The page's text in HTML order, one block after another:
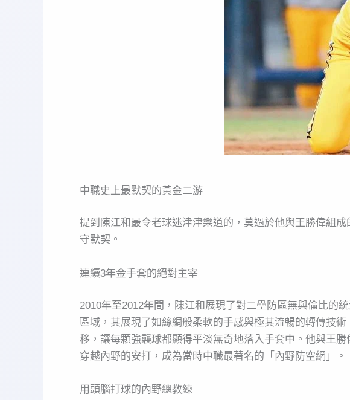
中職史上最默契的黃金二游
提到陳江和最令老球迷津津樂道的，莫過於他與王勝偉組
守默契。
連續3年金手套的絕對主宰
2010年至2012年間，陳江和展現了對二壘防區無與倫比的
區域，其展現了如絲綢般柔軟的手感與極其流暢的轉傳技
移，讓每顆強襲球都顯得平淡無奇地落入手套中。他與王
穿越內野的安打，成為當時中職最著名的「內野防空網」。
用頭腦打球的內野總教練